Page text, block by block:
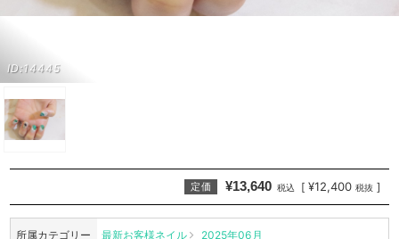
ID:14445
定価 ¥13,640 税込 [ ¥12,400 税抜 ]
所属カテゴリー 最新お客様ネイル 2025年06月